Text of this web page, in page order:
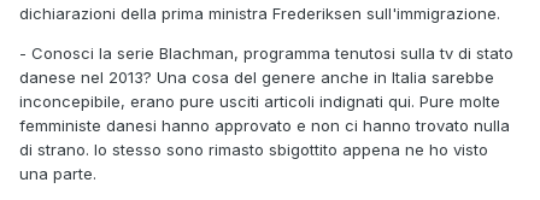
dichiarazioni della prima ministra Frederiksen sull'immigrazione.
- Conosci la serie Blachman, programma tenutosi sulla tv di stato
danese nel 2013? Una cosa del genere anche in Italia sarebbe
inconcepibile, erano pure usciti articoli indignati qui. Pure molte
femministe danesi hanno approvato e non ci hanno trovato nulla
di strano. Io stesso sono rimasto sbigottito appena ne ho visto
una parte.